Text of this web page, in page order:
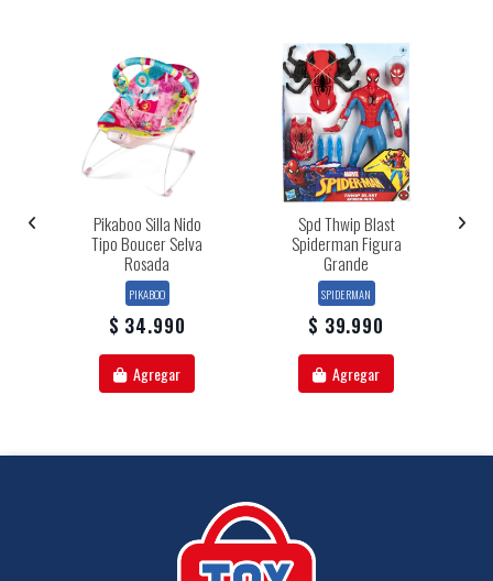
Pikaboo Silla Nido
Tipo Boucer Selva
Rosada
PIKABOO
$ 34.990
Agregar
Spd Thwip Blast
Spiderman Figura
Grande
SPIDERMAN
$ 39.990
Agregar